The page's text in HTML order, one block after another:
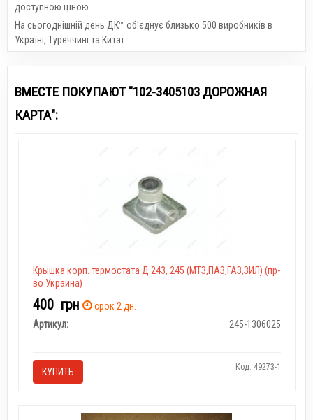
доступною ціною.
На сьогоднішній день ДК™ об'єднує близько 500 виробників в
Україні, Туреччині та Китаї.
ВМЕСТЕ ПОКУПАЮТ "102-3405103 ДОРОЖНАЯ
КАРТА":
Крышка корп. термостата Д 243, 245 (МТЗ,ПАЗ,ГАЗ,ЗИЛ) (пр-
во Украина)
400 грн
срок 2 дн.
Артикул:
245-1306025
КУПИТЬ Код: 49273-1